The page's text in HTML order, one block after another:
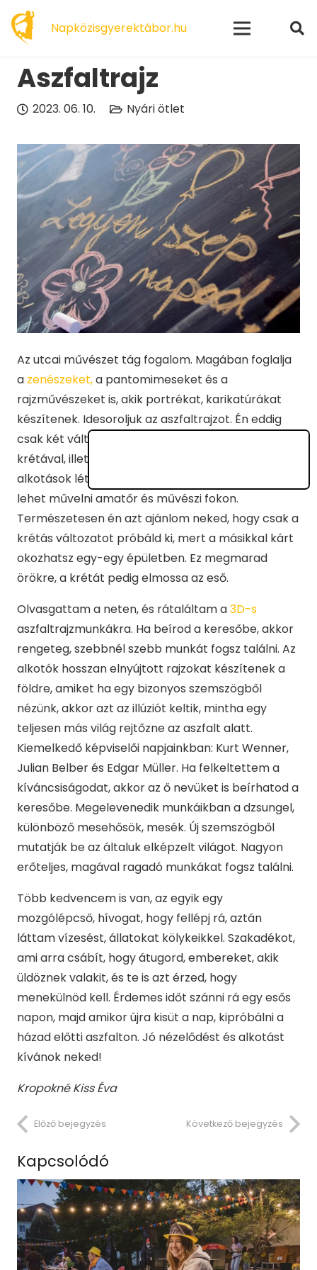
Napközisgyerektábor.hu
Aszfaltrajz
2023. 06. 10. Nyári ötlet
Az utcai művészet tág fogalom. Magában foglalja
a zenészeket,a pantomimeseket és a
rajzművészeket is, akik portrékat, karikatúrákat
készítenek. Idesoroljuk az aszfaltrajzot. Én eddig
csak két változatát ismertem, az útra rajzolást
krétával, illetve a festékes flakonnal történő
alkotások létrehozását, a graffitit. Mindkettőt
lehet művelni amatőr és művészi fokon.
Természetesen én azt ajánlom neked, hogy csak a
krétás változatot próbáld ki, mert a másikkal kárt
okozhatsz egy-egy épületben. Ez megmarad
örökre, a krétát pedig elmossa az eső.
Olvasgattam a neten, és rátaláltam a3D-s
aszfaltrajzmunkákra. Ha beírod a keresőbe, akkor
rengeteg, szebbnél szebb munkát fogsz találni. Az
alkotók hosszan elnyújtott rajzokat készítenek a
földre, amiket ha egy bizonyos szemszögből
nézünk, akkor azt az illúziót keltik, mintha egy
teljesen más világ rejtőzne az aszfalt alatt.
Kiemelkedő képviselői napjainkban: Kurt Wenner,
Julian Belber és Edgar Müller. Ha felkeltettem a
kíváncsiságodat, akkor az ő nevüket is beírhatod a
keresőbe. Megelevenedik munkáikban a dzsungel,
különböző mesehősök, mesék. Új szemszögből
mutatják be az általuk elképzelt világot. Nagyon
erőteljes, magával ragadó munkákat fogsz találni.
Több kedvencem is van, az egyik egy
mozgólépcső, hívogat, hogy fellépj rá, aztán
láttam vízesést, állatokat kölykeikkel. Szakadékot,
ami arra csábít, hogy átugord, embereket, akik
üldöznek valakit, és te is azt érzed, hogy
menekülnöd kell. Érdemes időt szánni rá egy esős
napon, majd amikor újra kisüt a nap, kipróbálni a
házad előtti aszfalton. Jó nézelődést és alkotást
kívánok neked!
Kropokné Kiss Éva
Előző bejegyzés Következő bejegyzés
Kapcsolódó